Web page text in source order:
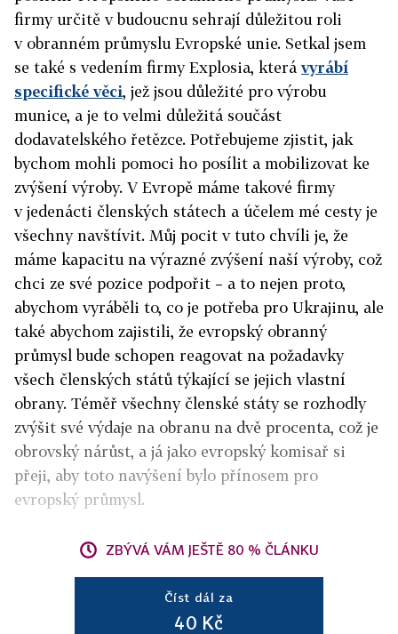
firmy určitě v budoucnu sehrají důležitou roli
v obranném průmyslu Evropské unie. Setkal jsem
se také s vedením firmy Explosia, kterávyrábí
specifické věci, jež jsou důležité pro výrobu
munice, a je to velmi důležitá součást
dodavatelského řetězce. Potřebujeme zjistit, jak
bychom mohli pomoci ho posílit a mobilizovat ke
zvýšení výroby. V Evropě máme takové firmy
v jedenácti členských státech a účelem mé cesty je
všechny navštívit. Můj pocit v tuto chvíli je, že
máme kapacitu na výrazné zvýšení naší výroby, což
chci ze své pozice podpořit – a to nejen proto,
abychom vyráběli to, co je potřeba pro Ukrajinu, ale
také abychom zajistili, že evropský obranný
průmysl bude schopen reagovat na požadavky
všech členských států týkající se jejich vlastní
obrany. Téměř všechny členské státy se rozhodly
zvýšit své výdaje na obranu na dvě procenta, což je
obrovský nárůst, a já jako evropský komisař si
přeji, aby toto navýšení bylo přínosem pro
evropský průmysl.
ZBÝVÁ VÁM JEŠTĚ 80 % ČLÁNKU
Číst dál za
40 Kč